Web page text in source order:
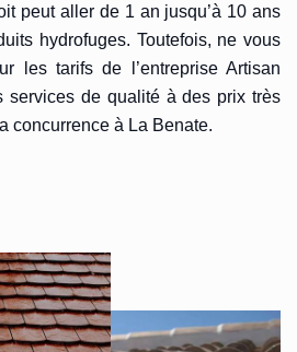
peut aller de 1 an jusqu’à 10 ans
hydrofuges. Toutefois, ne vous
les tarifs de l’entreprise Artisan
services de qualité à des prix très
concurrence à La Benate.